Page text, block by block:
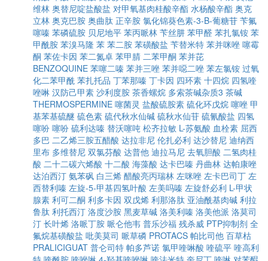
维林 奥替尼啶盐酸盐 对甲氧基肉桂酸辛酯 水杨酸辛酯 奥克
立林 奥克巴胺 奥曲肽 正辛胺 氯化锦葵色素-3-Β-葡糖苷 苄氟
噻嗪 苯磷硫胺 贝尼地平 苯丙哌林 苄丝肼 苯甲醛 苯扎氯铵 苯
甲酰胺 苯溴马隆 苯 苯二胺 苯磺酸盐 苄替米特 苯并咪唑 噻霉
酮 苯佐卡因 苯二氮卓 苯甲腈 二苯甲酮 苯并芘
BENZOQUINE 苯噻二嗪 苯并三唑 苯并噁二唑 苯左氯铵 过氧
化二苯甲酰 苯扎托品 丁苯那嗪 丁卡因 四环素 十四烷 四氢喹
唑啉 汉防己甲素 沙利度胺 茶香螺烷 多索茶碱杂质3 茶碱
THERMOSPERMINE 噻菌灵 盐酸硫胺素 硫化环戊烷 噻唑 甲
基苯基硫醚 硫色素 硫代秋水仙碱 硫秋水仙苷 硫氰酸盐 四氢
噻吩 噻吩 硫利达嗪 替沃噻吨 松齐拉敏 L-苏氨酸 血栓素 屈西
多巴 二乙烯三胺五醋酸 达拉非尼 伦扎必利 达沙替尼 迪纳西
里布 多维替尼 双氯芬酸 达普他 迪拉马尼 去氧胆酸 二氢肉桂
酸 二十二碳六烯酸 十二酸 海藻酸 达卡巴嗪 丹曲林 达帕康唑
达泊西汀 氨苯砜 白三烯 醋酸亮丙瑞林 左咪唑 左卡巴司丁 左
西替利嗪 左旋-5-甲基四氢叶酸 左美吗嗪 左旋舒必利 L-甲状
腺素 利可二酮 利多卡因 双戊烯 利那洛肽 亚油酰基肉碱 利拉
鲁肽 利托西汀 洛度沙胺 黑麦草碱 洛美利嗪 洛美他派 洛莫司
汀 长叶烯 洛哌丁胺 哌仑他韦 普乐沙福 残杀威 PTP抑制剂 全
氟烷基磺酸盐 吡美莫司 哌草磷 PROTACS 帕比司他 百草枯
PRALICIGUAT 普仑司特 帕多芦诺 氯甲喹啉酸 喹硫平 喹高利